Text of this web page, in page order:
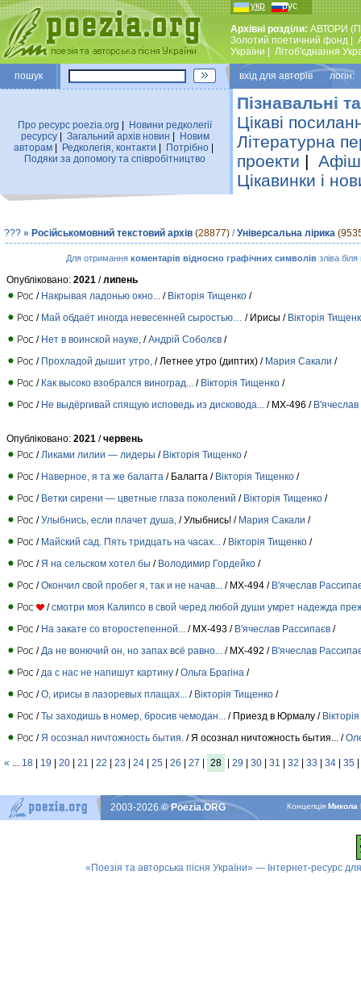
укр рус
Архівні розділи: АВТОРИ
Золотий поетичний фонд
України
Лiтоб'єднання
пошук вхiд для авторiв логін:
Про ресурс poezia.org
Новини редколегiї
ресурсу| Загальний архiв новин
Новим
авторам
Редколегiя, контакти Потрiбно
Подяки за допомогу та співробітництво
Пізнавальні
Цікаві
Літературна
проекти |
Цікавинки і
??? » Російськомовний текстовий архів (28877) /Універсальна лірика
Для отримання коментарів відносно графічних символів зліва
Опубліковано: 2021 /липень
/ Накрывая ладонью окно... / Вiкторiя Тищенко /
/ Май обдаёт иногда невесенней сыростью… / Ирисы / Вiкторiя
/ Нет в воинской науке, /Андрій Соболєв /
/ Прохладой дышит утро, / Летнее утро (диптих) / Мария Сакали /
/ Как высоко взобрался виноград... / Вiкторiя Тищенко /
/ Не выдёргивай спящую исповедь из дисковода... / МХ-496 /
Опубліковано: 2021 /червень
/ Ликами лилии — лидеры / Вiкторiя Тищенко /
/ Наверное, я та же балагта / Балагта / Вiкторiя Тищенко /
/ Ветки сирени — цветные глаза поколений / Вiкторiя Тищенко /
/Улыбнись, если плачет душа, / Улыбнись! / Мария Сакали /
/ Майский сад. Пять тридцать на часах... / Вiкторiя Тищенко /
/ Я на сельском хотел бы / Володимир Гордейко /
/Окончил свой пробег я, так и не начав... / МХ-494 / В'ячеслав
/смотри моя Калипсо в свой черед любой души умрет надежда
/ На закате со второстепенной... / МХ-493 / В'ячеслав Рассипаєв /
/ Да не вонючий он, но запах всё равно... / МХ-492 / В'ячеслав
/ да с нас не напишут картину /Ольга Брагіна /
/О, ирисы в лазоревых плащах... / Вiкторiя Тищенко /
/Ты заходишь в номер, бросив чемодан... / Приезд в Юрмалу /
/ Я осознал ничтожность бытия. / Я осознал ничтожность бытия... /
« 18 | 19 | 20 | 21 | 22 | 23 | 24 | 25 | 26 | 27 | 28 | 29 | 30 | 31 | 32 | 33 | 34 | 35 |
КонцепцiяМикола
2003-2026© Poezia.ORG
«Поезія та авторська пісня України» — Інтернет-ресурс